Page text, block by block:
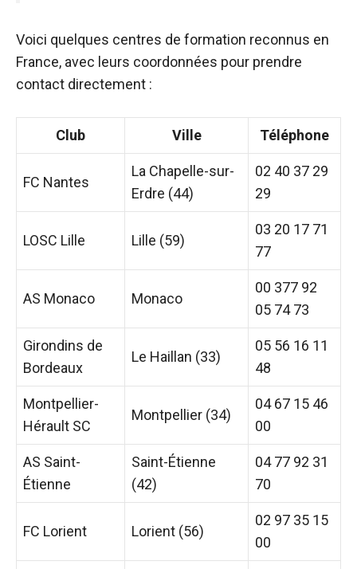
Voici quelques centres de formation reconnus en
France, avec leurs coordonnées pour prendre
contact directement :
Club Ville Téléphone
FC Nantes
La Chapelle-sur-
Erdre (44)
02 40 37 29
29
LOSC Lille Lille (59)
03 20 17 71
77
AS Monaco Monaco
00 377 92
05 74 73
Girondins de
Bordeaux
Le Haillan (33)
05 56 16 11
48
Montpellier-
Hérault SC
Montpellier (34)
04 67 15 46
00
AS Saint-
Étienne
Saint-Étienne
(42)
04 77 92 31
70
FC Lorient Lorient (56)
02 97 35 15
00